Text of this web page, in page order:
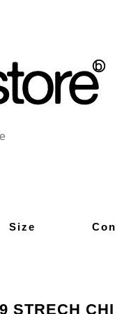
Size
STRECH